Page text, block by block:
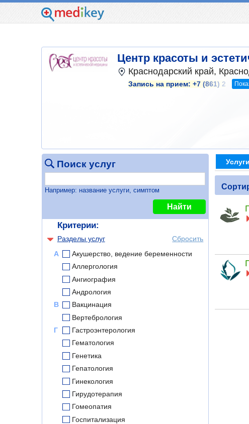
Центр красоты и
Краснодарский край,
Запись на прием: +7 (861) 2
Поиск услуг
Например: название услуги, симптом
Найти
Критерии:
Разделы услуг
Сбросить
А
Акушерство, ведение беременности
Аллергология
Ангиография
Андрология
В
Вакцинация
Вертебрология
Г
Гастроэнтерология
Гематология
Генетика
Гепатология
Гинекология
Гирудотерапия
Гомеопатия
Госпитализация
Услуги